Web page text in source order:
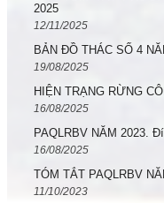
2025
12/11/2025
BẢN ĐỒ THÁC SỐ 4
19/08/2025
HIỆN TRẠNG RỪNG
16/08/2025
PAQLRBV NĂM 2023.
16/08/2025
TÓM TẮT PAQLRBV
11/10/2023